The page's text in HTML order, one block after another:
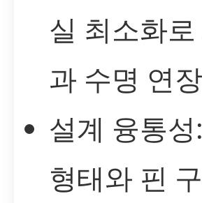
실 최소화
과 수명 연
설계 융통
형태와 핀